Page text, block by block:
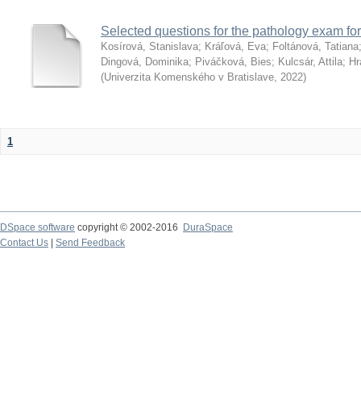
Selected questions for the pathology exam
Kosírová, Stanislava; Kráľová, Eva; Foltánová, Tatiana
Dingová, Dominika; Piváčková, Bies; Kulcsár, Attila;
(Univerzita Komenského v Bratislave, 2022)
1
DSpace software copyright © 2002-2016
DuraSpace
Contact Us
Send Feedback